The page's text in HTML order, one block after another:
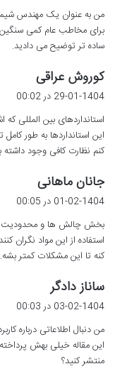
:
من به عنوان یک مهندس
برای مخاطب عام کمی
ساده تر توضیح می دادید.
کوروش عراقی
ف
:
29-01-1404 در 00:02
استانداردهای بین المللی
این استانداردها به طور
کنم نظارت کافی وجود داشته
جانان ماهانی
ف
:
01-02-1404 در 00:05
بخش چالش ها و محدودیت
استفاده از این مواد نگران
کنه تا این مشکلات کمتر بشه.
ساناز دادگر
ت
:
03-02-1404 در 00:03
من دنبال اطلاعاتی درباره
این مقاله خیلی بهش
منتشر کنید؟